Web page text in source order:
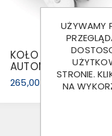
KOŁO
AUTOMATYCZNE
265,00 ZŁ
UŻYWAMY
STRONIE.
NA